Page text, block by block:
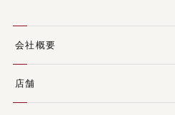
会社概要
店舗